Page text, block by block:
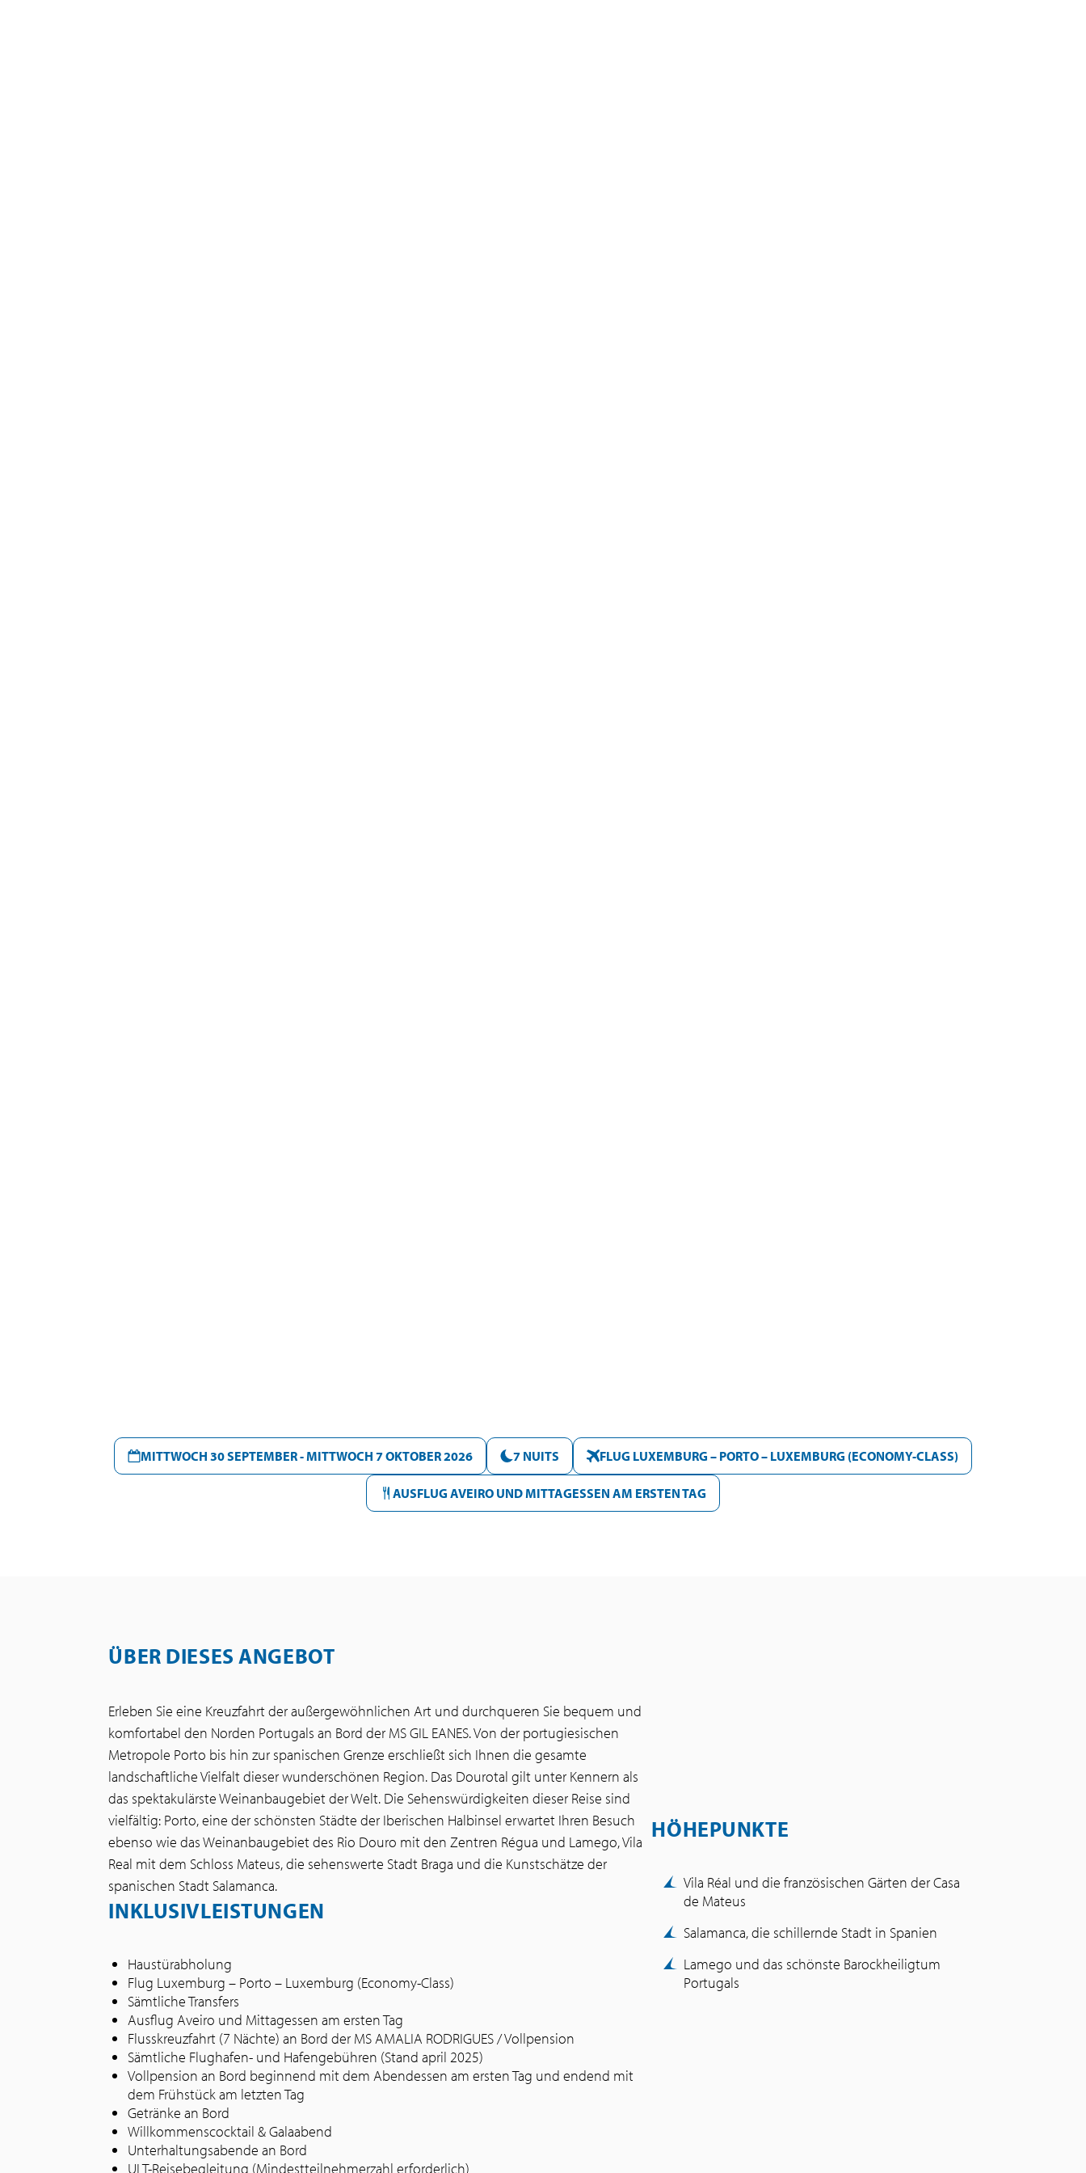
MITTWOCH 30 SEPTEMBER - MITTWOCH 7 OKTOBER 2026 7 NUITS FLUG LUXEMBURG – PORTO – LUXEMBURG (ECONOMY-CLASS)
AUSFLUG AVEIRO UND MITTAGESSEN AM ERSTEN TAG
ÜBER DIESES ANGEBOT
Erleben Sie eine Kreuzfahrt der außergewöhnlichen Art und durchqueren Sie bequem und
komfortabel den Norden Portugals an Bord der MS GIL EANES. Von der portugiesischen
Metropole Porto bis hin zur spanischen Grenze erschließt sich Ihnen die gesamte
landschaftliche Vielfalt dieser wunderschönen Region. Das Dourotal gilt unter Kennern als
das spektakulärste Weinanbaugebiet der Welt. Die Sehenswürdigkeiten dieser Reise sind
vielfältig: Porto, eine der schönsten Städte der Iberischen Halbinsel erwartet Ihren Besuch
ebenso wie das Weinanbaugebiet des Rio Douro mit den Zentren Régua und Lamego, Vila
Real mit dem Schloss Mateus, die sehenswerte Stadt Braga und die Kunstschätze der
spanischen Stadt Salamanca.
INKLUSIVLEISTUNGEN
Haustürabholung
Flug Luxemburg – Porto – Luxemburg (Economy-Class)
Sämtliche Transfers
Ausflug Aveiro und Mittagessen am ersten Tag
Flusskreuzfahrt (7 Nächte) an Bord der MS AMALIA RODRIGUES / Vollpension
Sämtliche Flughafen- und Hafengebühren (Stand april 2025)
Vollpension an Bord beginnend mit dem Abendessen am ersten Tag und endend mit
dem Frühstück am letzten Tag
Getränke an Bord
Willkommenscocktail & Galaabend
Unterhaltungsabende an Bord
ULT-Reisebegleitung (Mindestteilnehmerzahl erforderlich)
HÖHEPUNKTE
Vila Réal und die französischen Gärten der Casa
de Mateus
Salamanca, die schillernde Stadt in Spanien
Lamego und das schönste Barockheiligtum
Portugals